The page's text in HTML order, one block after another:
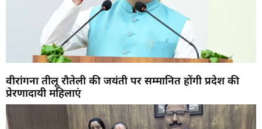
वीरांगना तीलू रौतेली की जयंती पर सम्मानित होंगी प्रदेश की
प्रेरणादायी महिलाएं